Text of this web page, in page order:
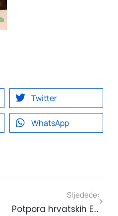
Twitter
WhatsApp
Sljedeće:
Potpora hrvatskih EDIH-a Ukrajinskim kandidatima